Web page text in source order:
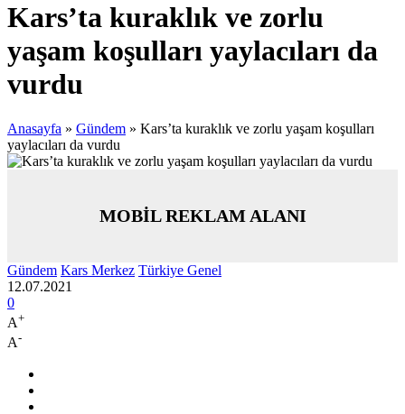
Kars’ta kuraklık ve zorlu
yaşam koşulları yaylacıları da
vurdu
Anasayfa » Gündem » Kars’ta kuraklık ve zorlu yaşam koşulları
yaylacıları da vurdu
MOBİL REKLAM ALANI
Gündem Kars Merkez Türkiye Genel
12.07.2021
0
A+
A-